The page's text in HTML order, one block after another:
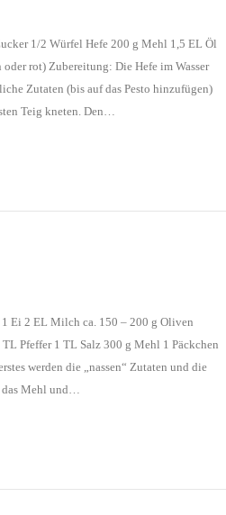
1/2 Würfel Hefe 200 g Mehl 1,5 EL Öl
rot) Zubereitung: Die Hefe im Wasser
Zutaten (bis auf das Pesto hinzufügen)
Teig kneten. Den…
Ei 2 EL Milch ca. 150 – 200 g Oliven
Pfeffer 1 TL Salz 300 g Mehl 1 Päckchen
werden die „nassen“ Zutaten und die
das Mehl und…